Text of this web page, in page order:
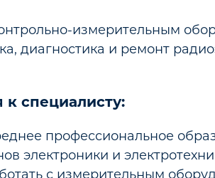
измерительным
диагностика и ремонт
специалисту:
профессиональное
электроники и